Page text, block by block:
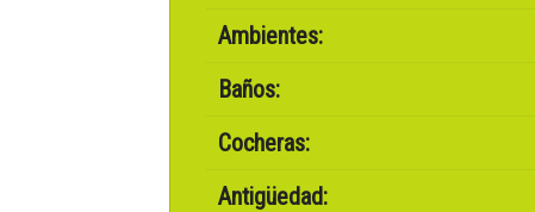
Ambientes:
Baños:
Cocheras:
Antigüedad: